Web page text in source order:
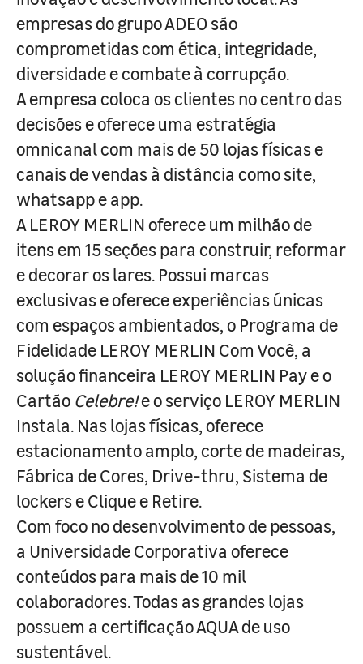
empresas do grupo ADEO são
comprometidas com ética, integridade,
diversidade e combate à corrupção.
A empresa coloca os clientes no centro das
decisões e oferece uma estratégia
omnicanal com mais de 50 lojas físicas e
canais de vendas à distância como site,
whatsapp e app.
A LEROY MERLIN oferece um milhão de
itens em 15 seções para construir, reformar
e decorar os lares. Possui marcas
exclusivas e oferece experiências únicas
com espaços ambientados, o Programa de
Fidelidade LEROY MERLIN Com Você, a
solução financeira LEROY MERLIN Pay e o
Cartão Celebre!e o serviço LEROY MERLIN
Instala. Nas lojas físicas, oferece
estacionamento amplo, corte de madeiras,
Fábrica de Cores, Drive-thru, Sistema de
lockers e Clique e Retire.
Com foco no desenvolvimento de pessoas,
a Universidade Corporativa oferece
conteúdos para mais de 10 mil
colaboradores. Todas as grandes lojas
possuem a certificação AQUA de uso
sustentável.